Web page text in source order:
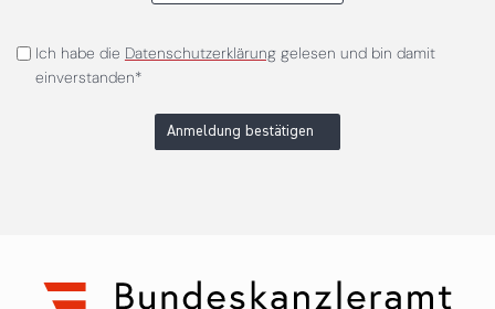
Ich habe die Datenschutzerklärunggelesen und bin damit
einverstanden*
Anmeldung bestätigen